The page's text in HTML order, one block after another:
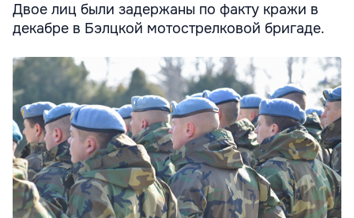
Двое лиц были задержаны по факту кражи в
декабре в Бэлцкой мотострелковой бригаде.